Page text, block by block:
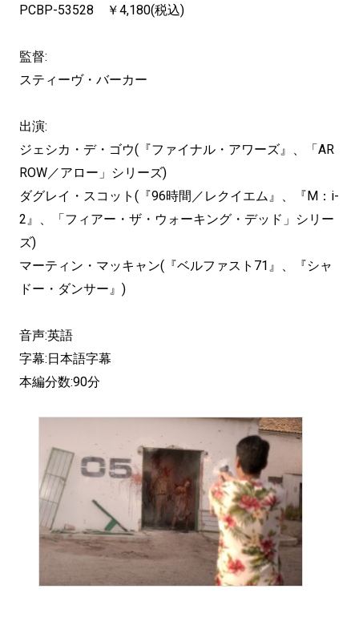
PCBP-53528 ￥4,180(税込)
監督:
スティーヴ・バーカー
出演:
ジェシカ・デ・ゴウ(『ファイナル・アワーズ』、「AR
ROW／アロー」シリーズ)
ダグレイ・スコット(『96時間／レクイエム』、『M：i-
2』、「フィアー・ザ・ウォーキング・デッド」シリー
ズ)
マーティン・マッキャン(『ベルファスト71』、『シャ
ドー・ダンサー』)
音声:英語
字幕:日本語字幕
本編分数:90分